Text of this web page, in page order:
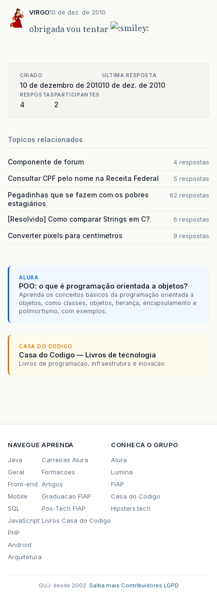
VIRGO10 de dez. de 2010
obrigada vou tentar
CRIADO
10 de dezembro de 2010
ULTIMA RESPOSTA
10 de dez. de 2010
RESPOSTAS
4
PARTICIPANTES
2
Topicos relacionados
Componente de forum 4 respostas
Consultar CPF pelo nome na Receita Federal 5 respostas
Pegadinhas que se fazem com os pobres
estagiários
62 respostas
[Resolvido] Como comparar Strings em C? 6 respostas
Converter pixels para centímetros 9 respostas
ALURA
POO: o que é programação orientada a objetos?
Aprenda os conceitos básicos da programação orientada a
objetos, como classes, objetos, herança, encapsulamento e
polimorfismo, com exemplos.
CASA DO CODIGO
Casa do Codigo — Livros de tecnologia
Livros de programacao, infraestrutura e inovacao
NAVEGUE
Java
Geral
Front-end
Mobile
SQL
JavaScript
PHP
Android
Arquitetura
APRENDA
Carreiras Alura
Formacoes
Artigos
Graduacao FIAP
Pos-Tech FIAP
Livros Casa do Codigo
CONHECA O GRUPO
Alura
Lumina
FIAP
Casa do Codigo
Hipsters.tech
GUJ: desde 2002. Saiba mais Contribuidores LGPD